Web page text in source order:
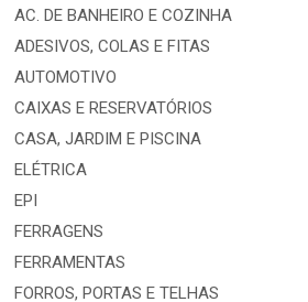
AC. DE BANHEIRO E COZINHA
ADESIVOS, COLAS E FITAS
AUTOMOTIVO
CAIXAS E RESERVATÓRIOS
CASA, JARDIM E PISCINA
ELÉTRICA
EPI
FERRAGENS
FERRAMENTAS
FORROS, PORTAS E TELHAS